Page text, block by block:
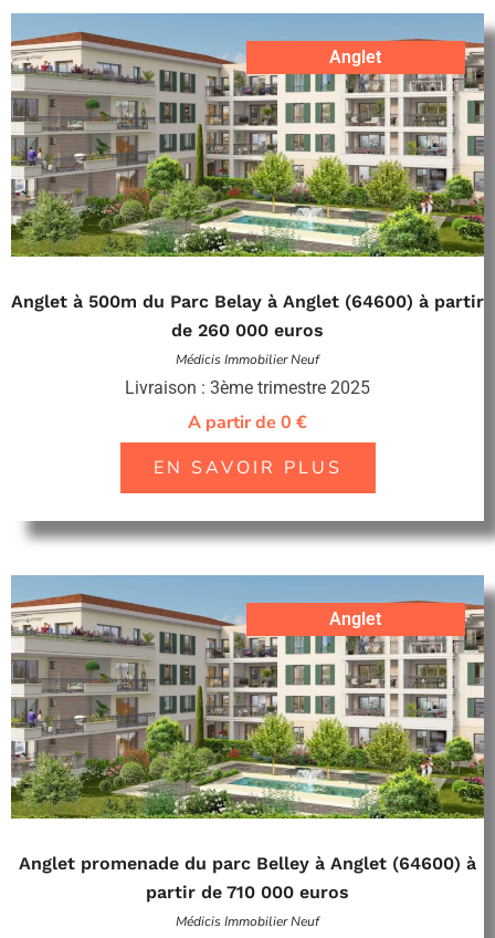
Anglet
Anglet à 500m du Parc Belay à Anglet (64600) à partir
de 260 000 euros
Médicis Immobilier Neuf
Livraison : 3ème trimestre 2025
A partir de 0 €
EN SAVOIR PLUS
Anglet
Anglet promenade du parc Belley à Anglet (64600) à
partir de 710 000 euros
Médicis Immobilier Neuf